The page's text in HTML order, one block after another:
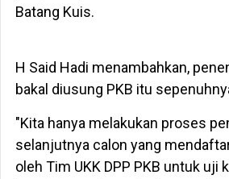
Batang Kuis.
H Said Hadi menambahkan,
bakal diusung PKB itu
"Kita hanya melakukan proses
selanjutnya calon yang
oleh Tim UKK DPP PKB untuk uji